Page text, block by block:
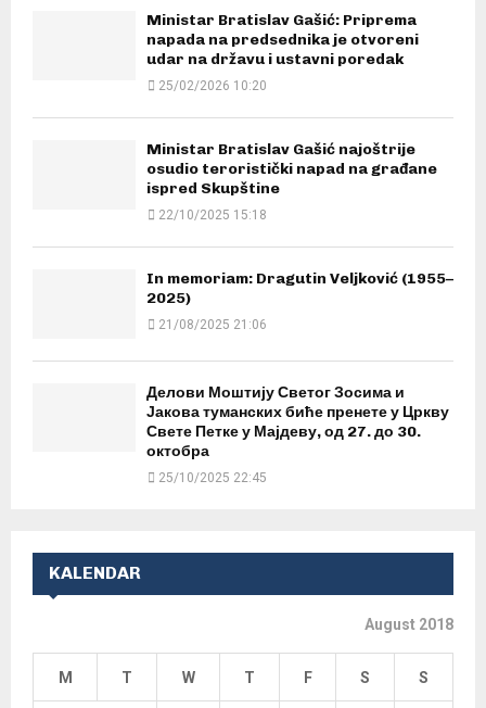
Ministar Bratislav Gašić: Priprema
napada na predsednika je otvoreni
udar na državu i ustavni poredak
25/02/2026 10:20
Ministar Bratislav Gašić najoštrije
osudio teroristički napad na građane
ispred Skupštine
22/10/2025 15:18
In memoriam: Dragutin Veljković (1955–
2025)
21/08/2025 21:06
Делови Моштију Светог Зосима и
Јакова туманских биће пренете у Цркву
Свете Петке у Мајдеву, од 27. до 30.
октобра
25/10/2025 22:45
KALENDAR
August 2018
M T W T F S S